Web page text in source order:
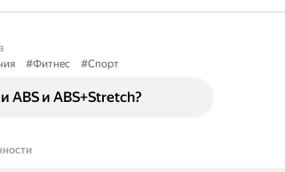
#Фитнес #Спорт
ABS и ABS+Stretch?